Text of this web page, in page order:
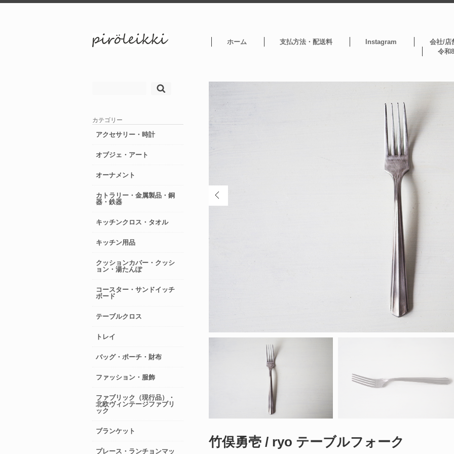
ホーム 支払方法・配送料 Instagram
会社/店
令和
竹俣勇壱 / ryo テーブルフォーク
カテゴリー
アクセサリー・時計
オブジェ・アート
オーナメント
カトラリー・金属製品・銅
器・鉄器
キッチンクロス・タオル
キッチン用品
クッションカバー・クッシ
ョン・湯たんぽ
コースター・サンドイッチ
ボード
テーブルクロス
トレイ
バッグ・ポーチ・財布
ファッション・服飾
ファブリック（現行品）・
北欧ヴィンテージファブリ
ック
ブランケット
プレース・ランチョンマッ